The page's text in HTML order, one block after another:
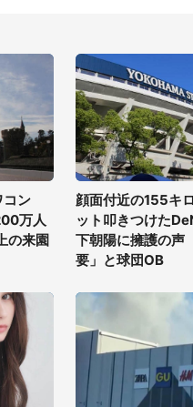
コン
万人
の来園
顔面付近の155キ
ット叩きつけた
下朝陽に擁護の声
要」と球団OB